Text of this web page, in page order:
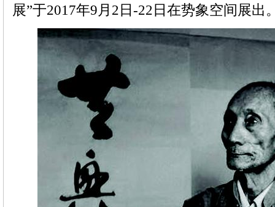
展”于2017年9月2日-22日在势象空间展出